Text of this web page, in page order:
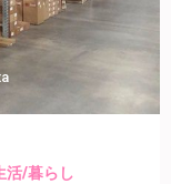
活/暮らし